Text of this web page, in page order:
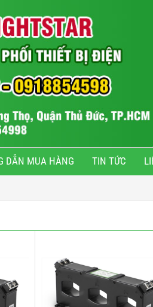
DẪN MUA HÀNG TIN TỨC